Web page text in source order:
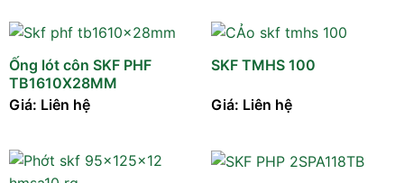
Ống lót côn SKF PHF
TB1610X28MM
Giá: Liên hệ
SKF TMHS 100
Giá: Liên hệ